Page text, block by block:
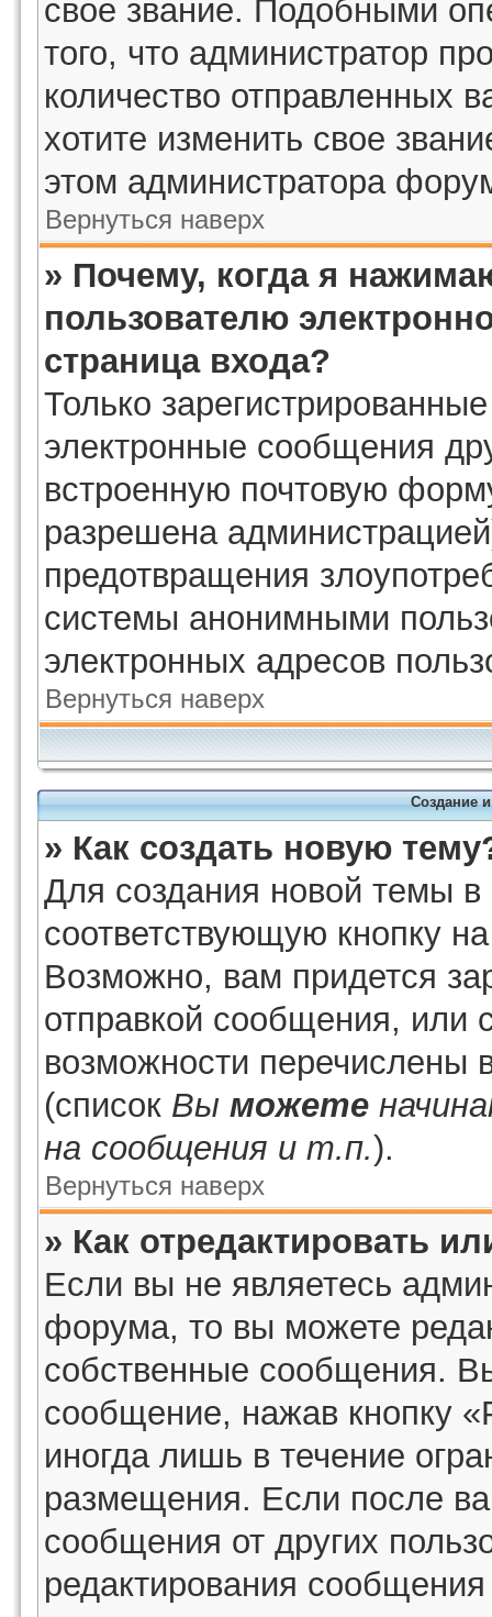
свое звание. Подобными
того, что администратор
количество отправленных
хотите изменить свое
этом администратора
Вернуться наверх
» Почему, когда я
пользователю
страница входа?
Только
электронные сообщения
встроенную почтовую
разрешена
предотвращения
системы анонимными
электронных адресов
Вернуться наверх
Создание
» Как создать новую
Для создания новой темы
соответствующую кнопку
Возможно, вам придется
отправкой сообщения, или
возможности перечислены
(список Вы можете
на сообщения и т.п.).
Вернуться наверх
» Как отредактировать
Если вы не являетесь
форума, то вы можете
собственные сообщения.
сообщение, нажав кнопку
иногда лишь в течение
размещения. Если после
сообщения от других
редактирования